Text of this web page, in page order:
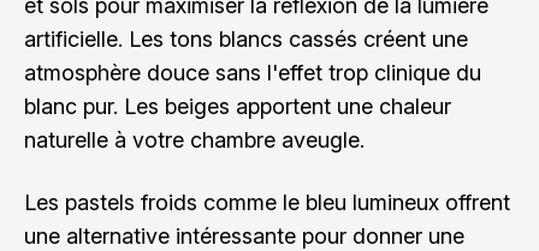
artificielle. Les tons blancs cassés créent une
atmosphère douce sans l'effet trop clinique du
blanc pur. Les beiges apportent une chaleur
naturelle à votre chambre aveugle.
Les pastels froids comme le bleu lumineux offrent
une alternative intéressante pour donner une